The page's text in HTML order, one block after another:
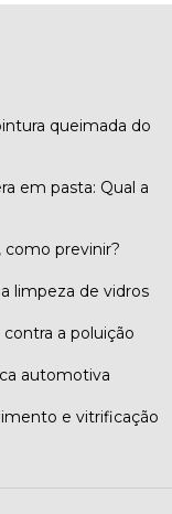
queimada do
em pasta: Qual a
como previnir?
limpeza de vidros
a poluição
automotiva
e vitrificação